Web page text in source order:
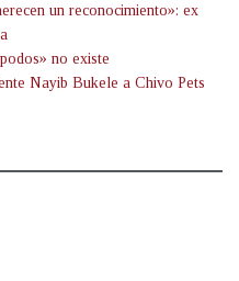
un reconocimiento»: ex
no existe
Nayib Bukele a Chivo Pets